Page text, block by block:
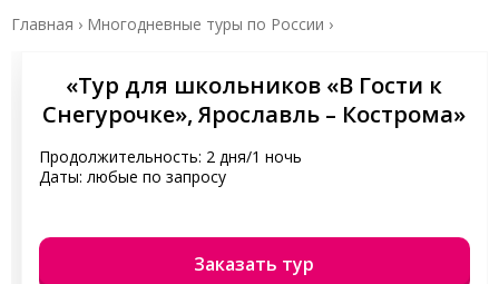
Главная › Многодневные туры по России ›
«Тур для школьников «В Гости к
Снегурочке», Ярославль – Кострома»
Продолжительность: 2 дня/1 ночь
Даты: любые по запросу
Заказать тур